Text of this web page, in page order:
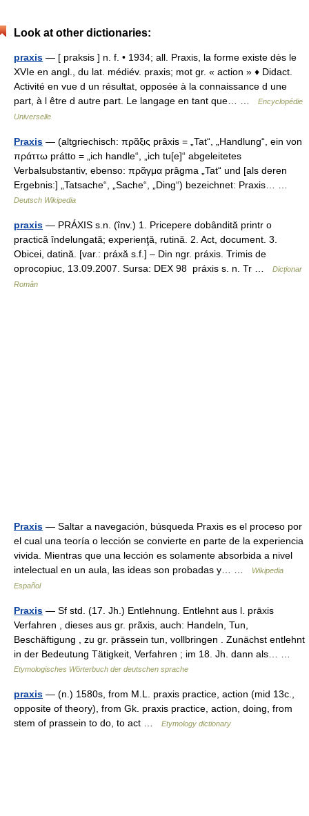
Look at other dictionaries:
praxis — [ praksis ] n. f. • 1934; all. Praxis, la forme existe dès le
XVIe en angl., du lat. médiév. praxis; mot gr. « action » ♦ Didact.
Activité en vue d un résultat, opposée à la connaissance d une
part, à l être d autre part. Le langage en tant que… …
Encyclopédie
Universelle
Praxis — (altgriechisch: πρᾶξις prâxis = „Tat“, „Handlung“, ein von
πράττω prátto = „ich handle“, „ich tu[e]“ abgeleitetes
Verbalsubstantiv, ebenso: πρᾶγμα prâgma „Tat“ und [als deren
Ergebnis:] „Tatsache“, „Sache“, „Ding“) bezeichnet: Praxis… …
Deutsch Wikipedia
praxis — PRÁXIS s.n. (înv.) 1. Pricepere dobândită printr o
practică îndelungată; experienţă, rutină. 2. Act, document. 3.
Obicei, datină. [var.: práxă s.f.] – Din ngr. práxis. Trimis de
oprocopiuc, 13.09.2007. Sursa: DEX 98 práxis s. n. Tr …
Dicționar
Român
Praxis — Saltar a navegación, búsqueda Praxis es el proceso por
el cual una teoría o lección se convierte en parte de la experiencia
vivida. Mientras que una lección es solamente absorbida a nivel
intelectual en un aula, las ideas son probadas y… …
Wikipedia
Español
Praxis — Sf std. (17. Jh.) Entlehnung. Entlehnt aus l. prāxis
Verfahren , dieses aus gr. prãxis, auch: Handeln, Tun,
Beschäftigung , zu gr. prāssein tun, vollbringen . Zunächst entlehnt
in der Bedeutung Tätigkeit, Verfahren ; im 18. Jh. dann als… …
Etymologisches Wörterbuch der deutschen sprache
praxis — (n.) 1580s, from M.L. praxis practice, action (mid 13c.,
opposite of theory), from Gk. praxis practice, action, doing, from
stem of prassein to do, to act …
Etymology dictionary